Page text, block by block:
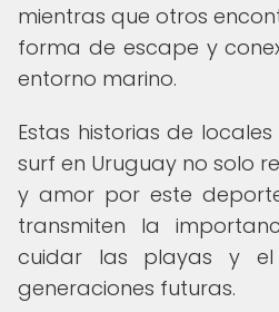
mientras que otros
forma de escape y
entorno marino.
Estas historias de
surf en Uruguay no solo
y amor por este
transmiten la
cuidar las playas y
generaciones futuras.